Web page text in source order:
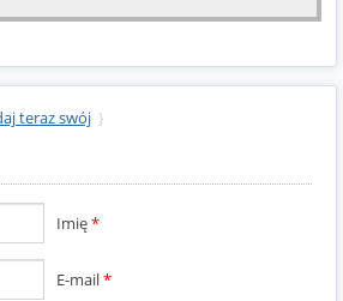
teraz swój }
Imię*
E-mail*